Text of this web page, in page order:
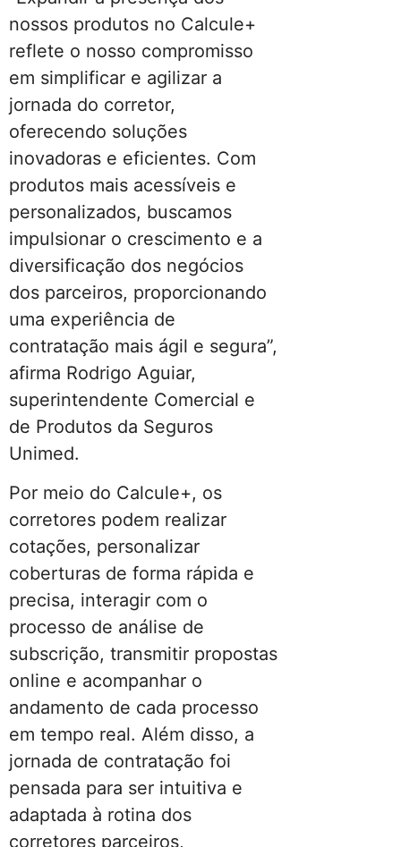
nossos produtos no Calcule+
reflete o nosso compromisso
em simplificar e agilizar a
jornada do corretor,
oferecendo soluções
inovadoras e eficientes. Com
produtos mais acessíveis e
personalizados, buscamos
impulsionar o crescimento e a
diversificação dos negócios
dos parceiros, proporcionando
uma experiência de
contratação mais ágil e segura”,
afirma Rodrigo Aguiar,
superintendente Comercial e
de Produtos da Seguros
Unimed.
Por meio do Calcule+, os
corretores podem realizar
cotações, personalizar
coberturas de forma rápida e
precisa, interagir com o
processo de análise de
subscrição, transmitir propostas
online e acompanhar o
andamento de cada processo
em tempo real. Além disso, a
jornada de contratação foi
pensada para ser intuitiva e
adaptada à rotina dos
corretores parceiros,